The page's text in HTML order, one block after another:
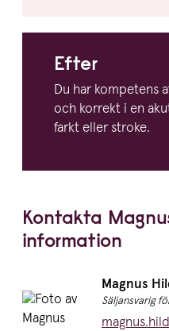
Efter
Du har kompetens
och korrekt i en
farkt eller stroke.
Kontakta
information
Namn:
Magnus
Titel:
Säljansvarig
E-post: